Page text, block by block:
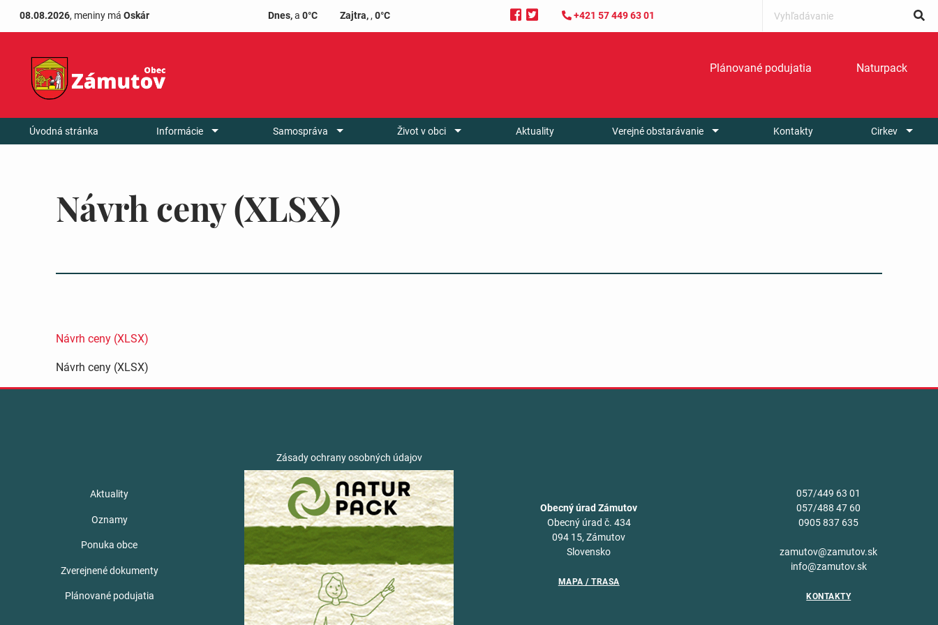
08.08.2026, meniny má Oskár Dnes, a 0°C Zajtra,, 0°C +421 57 449 63 01
Plánované podujatia Naturpack
Úvodná stránka Informácie Samospráva Život v obci Aktuality Verejné obstarávanie Kontakty Cirkev
Návrh ceny (XLSX)
Návrh ceny (XLSX)
Návrh ceny (XLSX)
Aktuality
Oznamy
Ponuka obce
Zverejnené dokumenty
Plánované podujatia
Zásady ochrany osobných údajov
Obecný úrad Zámutov
Obecný úrad č. 434
094 15, Zámutov
Slovensko
MAPA / TRASA
057/449 63 01
057/488 47 60
0905 837 635
zamutov@zamutov.sk
info@zamutov.sk
KONTAKTY